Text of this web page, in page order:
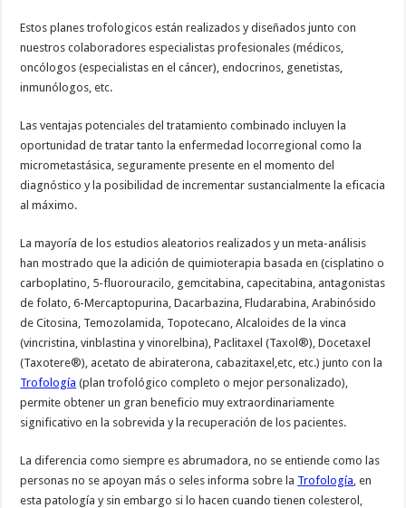
Estos planes trofologicos están realizados y diseñados junto con
nuestros colaboradores especialistas profesionales (médicos,
oncólogos (especialistas en el cáncer), endocrinos, genetistas,
inmunólogos, etc.
Las ventajas potenciales del tratamiento combinado incluyen la
oportunidad de tratar tanto la enfermedad locorregional como la
micrometastásica, seguramente presente en el momento del
diagnóstico y la posibilidad de incrementar sustancialmente la eficacia
al máximo.
La mayoría de los estudios aleatorios realizados y un meta-análisis
han mostrado que la adición de quimioterapia basada en (cisplatino o
carboplatino, 5-fluorouracilo, gemcitabina, capecitabina, antagonistas
de folato, 6-Mercaptopurina, Dacarbazina, Fludarabina, Arabinósido
de Citosina, Temozolamida, Topotecano, Alcaloides de la vinca
(vincristina, vinblastina y vinorelbina), Paclitaxel (Taxol®), Docetaxel
(Taxotere®), acetato de abiraterona, cabazitaxel,etc, etc.) junto con la
Trofología (plan trofológico completo o mejor personalizado),
permite obtener un gran beneficio muy extraordinariamente
significativo en la sobrevida y la recuperación de los pacientes.
La diferencia como siempre es abrumadora, no se entiende como las
personas no se apoyan más o seles informa sobre la Trofología , en
esta patología y sin embargo si lo hacen cuando tienen colesterol,